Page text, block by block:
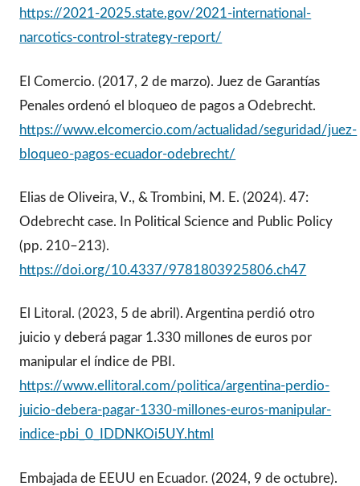
https://2021-2025.state.gov/2021-international-
narcotics-control-strategy-report/
El Comercio. (2017, 2 de marzo). Juez de Garantías
Penales ordenó el bloqueo de pagos a Odebrecht.
https://www.elcomercio.com/actualidad/seguridad/juez-
bloqueo-pagos-ecuador-odebrecht/
Elias de Oliveira, V., & Trombini, M. E. (2024). 47:
Odebrecht case. In Political Science and Public Policy
(pp. 210–213).
https://doi.org/10.4337/9781803925806.ch47
El Litoral. (2023, 5 de abril). Argentina perdió otro
juicio y deberá pagar 1.330 millones de euros por
manipular el índice de PBI.
https://www.ellitoral.com/politica/argentina-perdio-
juicio-debera-pagar-1330-millones-euros-manipular-
indice-pbi_0_IDDNKOi5UY.html
Embajada de EEUU en Ecuador. (2024, 9 de octubre).